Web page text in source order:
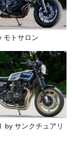
モトサロン
by サンクチュアリ